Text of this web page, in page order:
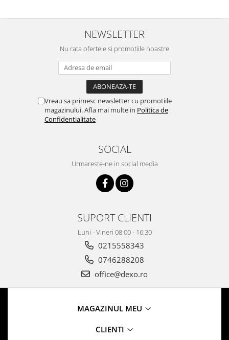
NEWSLETTER
Nu rata ofertele si promotiile noastre
Vreau sa primesc newsletter cu promotiile
magazinului. Afla mai multe in Politica de
Confidentialitate
SOCIAL
Urmareste-ne in social media
SUPORT CLIENTI
Luni - Vineri 08:00 - 16:30
0215558343
0746288208
office@dexo.ro
MAGAZINUL MEU
CLIENTI